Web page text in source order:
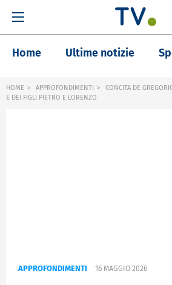
Home Ultime notizie
HOME APPROFONDIMENTI
CONCITA DE
E DEI FIGLI PIETRO E LORENZO
APPROFONDIMENTI 16 MAGGIO 2026